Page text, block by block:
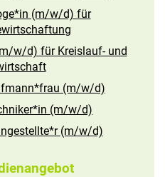
(m/w/d) für
w/d) für Kreislauf- und
(m/w/d)
(m/w/d)
(m/w/d)